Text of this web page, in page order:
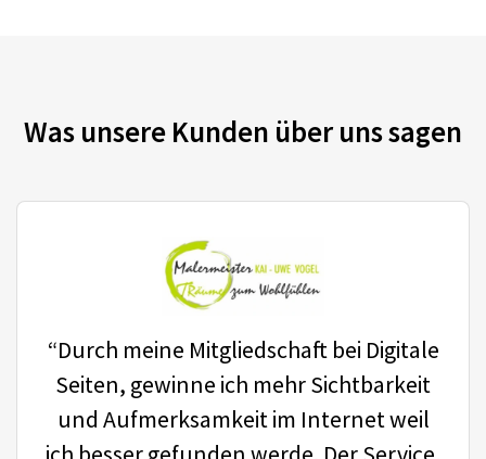
Was unsere Kunden über uns sagen
“Durch meine Mitgliedschaft bei Digitale
Seiten, gewinne ich mehr Sichtbarkeit
und Aufmerksamkeit im Internet weil